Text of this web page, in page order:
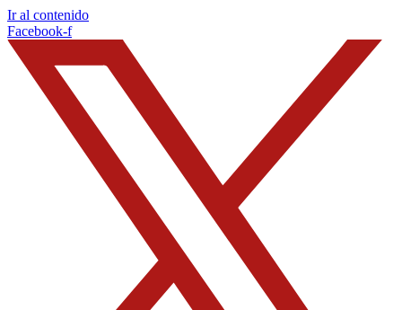
Ir al contenido
Facebook-f